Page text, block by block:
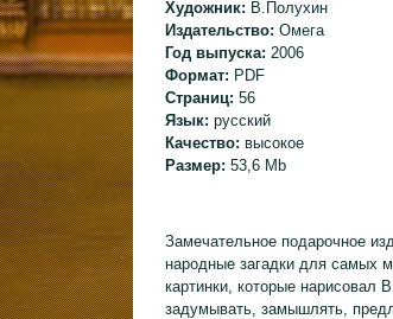
Художник: В.Полухин
Издательство: Омега
Год выпуска: 2006
Формат: PDF
Страниц: 56
Язык: русский
Качество: высокое
Размер: 53,6 Mb
Замечательное подарочное
народные загадки для самых
картинки, которые нарисовал
задумывать, замышлять,